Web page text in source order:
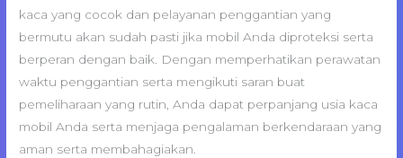
kaca yang cocok dan pelayanan penggantian yang
bermutu akan sudah pasti jika mobil Anda diproteksi serta
berperan dengan baik. Dengan memperhatikan perawatan
waktu penggantian serta mengikuti saran buat
pemeliharaan yang rutin, Anda dapat perpanjang usia kaca
mobil Anda serta menjaga pengalaman berkendaraan yang
aman serta membahagiakan.